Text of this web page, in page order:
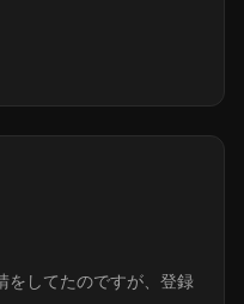
をしてたのですが、登録